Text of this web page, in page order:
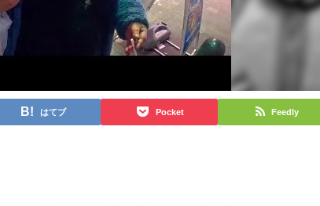
はてブ Pocket Feedly